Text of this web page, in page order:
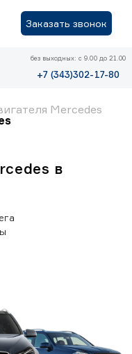
Заказать звонок
без выходных: с 9.00 до 21.00
+7 (343)302-17-80
Mercedes
в